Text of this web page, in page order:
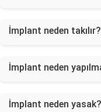
İmplant neden takılır?
İmplant neden
İmplant neden yasak?